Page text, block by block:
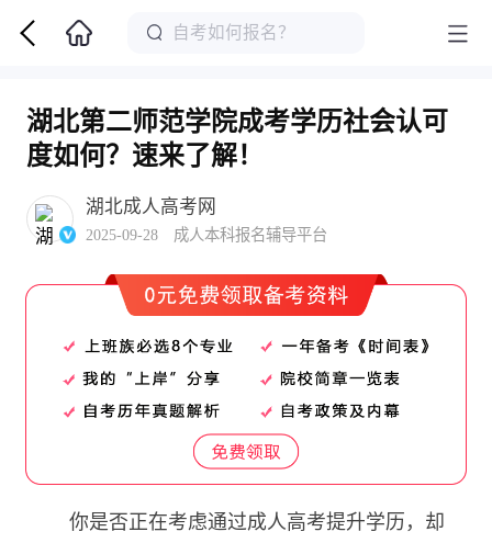
湖北第二师范学院成考学历社会认可
度如何？速来了解！
湖北成人高考网
2025-09-28 成人本科报名辅导平台
你是否正在考虑通过成人高考提升学历，却